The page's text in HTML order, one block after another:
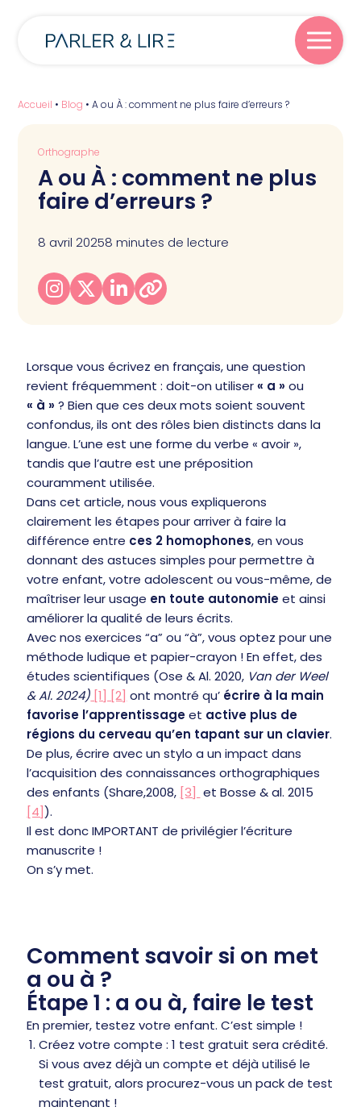
Parler
Blog
Accueil • Blog •A ou À : comment ne plus faire d’erreurs ?
Orthographe
A ou À : comment ne plus
faire d’erreurs ?
8 avril 20258 minutes de lecture
Lorsque vous écrivez en français, une question
revient fréquemment : doit-on utiliser« a » ou
« à » ? Bien que ces deux mots soient souvent
confondus, ils ont des rôles bien distincts dans la
langue. L’une est une forme du verbe « avoir »,
tandis que l’autre est une préposition
couramment utilisée.
Dans cet article, nous vous expliquerons
clairement les étapes pour arriver à faire la
différence entre ces 2 homophones, en vous
donnant des astuces simples pour permettre à
votre enfant, votre adolescent ou vous-même, de
maîtriser leur usage en toute autonomieet ainsi
améliorer la qualité de leurs écrits.
Avec nos exercices “a” ou “à”, vous optez pour une
méthode ludique et papier-crayon ! En effet, des
études scientifiques (Ose & Al. 2020, Van der Weel
& Al. 2024) [1] [2] ont montré qu’ écrire à la main
favorise l’apprentissageet active plus de
régions du cerveau qu’en tapant sur un clavier.
De plus, écrire avec un styloa un impact dans
l’acquisition des connaissances orthographiques
des enfants (Share,2008, [3] et Bosse & al. 2015
[4]).
Il est donc IMPORTANT de privilégier l’écriture
manuscrite !
On s’y met.
Comment savoir si on met
a ou à ?
Étape 1 : a ou à, faire le test
En premier, testez votre enfant. C’est simple !
Créez votre compte : 1 test gratuit sera crédité.
Si vous avez déjà un compte et déjà utilisé le
test gratuit, alors procurez-vous un pack de test
maintenant !